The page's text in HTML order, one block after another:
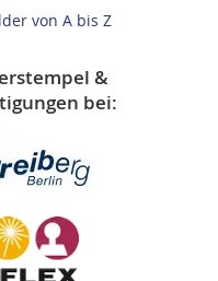
von A bis Z
&
bei: